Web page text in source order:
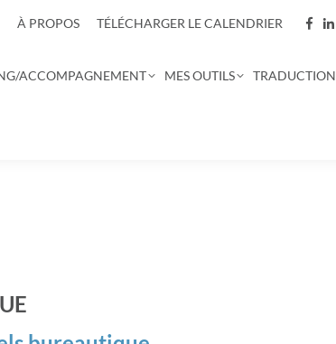
À PROPOS TÉLÉCHARGER LE CALENDRIER
ACCOMPAGNEMENT MES OUTILS TRADUCTION